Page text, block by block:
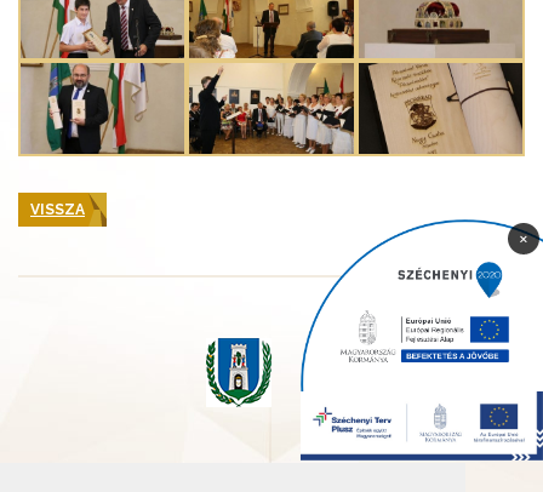
VISSZA
×